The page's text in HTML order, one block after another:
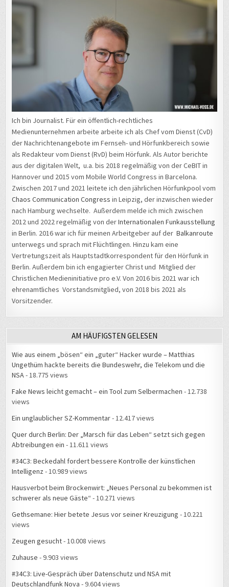
Ich bin Journalist. Für ein öffentlich-rechtliches
Medienunternehmen arbeite arbeite ich als Chef vom Dienst (CvD)
der Nachrichtenangebote im Fernseh- und Hörfunkbereich sowie
als Redakteur vom Dienst (RvD) beim Hörfunk. Als Autor berichte
aus der digitalen Welt, u.a. bis 2018 regelmäßig von der CeBIT in
Hannover und 2015 vom Mobile World Congress in Barcelona.
Zwischen 2017 und 2021 leitete ich den jährlichen Hörfunkpool vom
Chaos Communication Congress in Leipzig, der inzwischen wieder
nach Hamburg wechselte. Außerdem melde ich mich zwischen
2012 und 2022 regelmäßig von derInternationalen Funkausstellung
in Berlin. 2016 war ich für meinen Arbeitgeber auf derBalkanroute
unterwegs und sprach mit Flüchtlingen. Hinzu kam eine
Vertretungszeit als Hauptstadtkorrespondent für den Hörfunk in
Berlin. Außerdem bin ich engagierter Christ und Mitglied der
Christlichen Medieninitiative pro e.V. Von 2016 bis 2021 war ich
ehrenamtliches Vorstandsmitglied, von 2018 bis 2021 als
Vorsitzender.
AM HÄUFIGSTEN GELESEN
Wie aus einem „bösen“ ein „guter“ Hacker wurde – Matthias
Ungethüm hackte bereits die Bundeswehr, die Telekom und die
NSA- 18.775 views
Fake News leicht gemacht – ein Tool zum Selbermachen - 12.738
views
Ein unglaublicher SZ-Kommentar- 12.417 views
Quer durch Berlin: Der „Marsch für das Leben“ setzt sich gegen
Abtreibungen ein - 11.611 views
#34C3: Beckedahl fordert bessere Kontrolle der künstlichen
Intelligenz - 10.989 views
Hausverbot beim Brockenwirt: „Neues Personal zu bekommen ist
schwerer als neue Gäste“ - 10.271 views
Gethsemane: Hier betete Jesus vor seiner Kreuzigung - 10.221
views
Zeugen gesucht- 10.008 views
Zuhause - 9.903 views
#34C3: Live-Gespräch über Datenschutz und NSA mit
Deutschlandfunk Nova - 9.604 views